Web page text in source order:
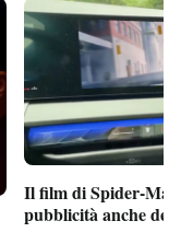
Il film di Spider-Man
pubblicità anche